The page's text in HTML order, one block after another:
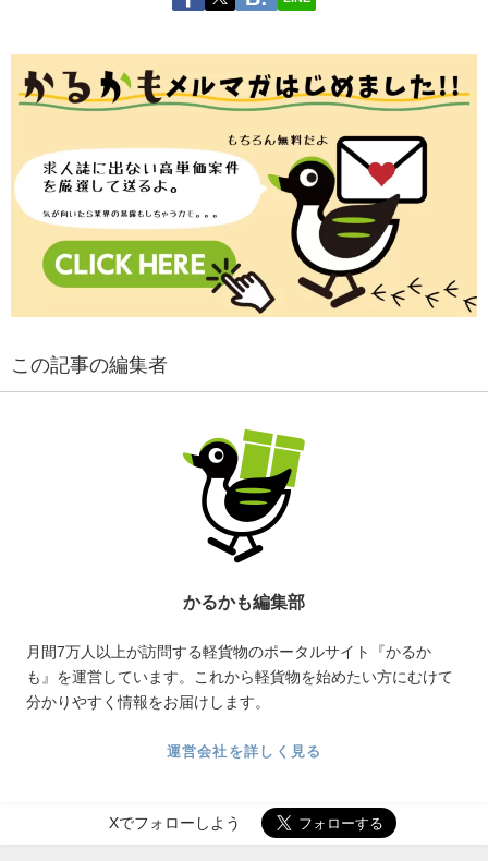
この記事の編集者
かるかも編集部
月間7万人以上が訪問する軽貨物のポータルサイト『かるか
も』を運営しています。これから軽貨物を始めたい方にむけて
分かりやすく情報をお届けします。
運営会社を詳しく見る
Xでフォローしよう